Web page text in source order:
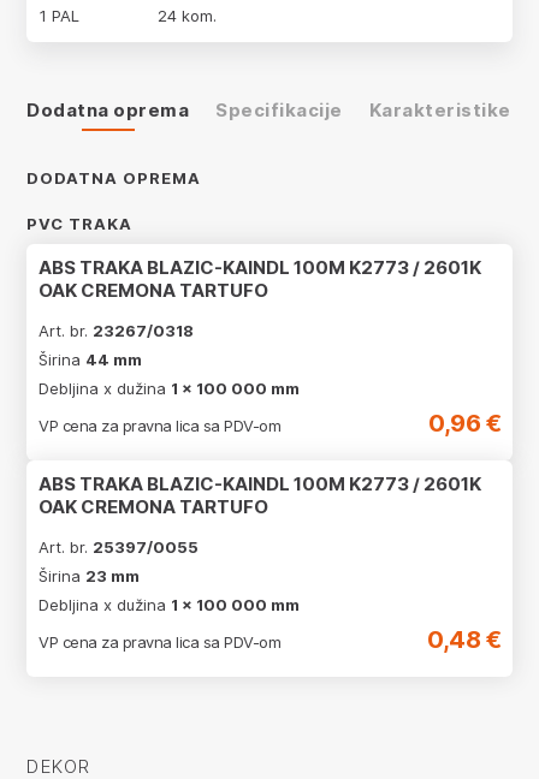
1 PAL
24 kom.
Dodatna oprema Specifikacije Karakteristike
DODATNA OPREMA
PVC TRAKA
ABS TRAKA BLAZIC-KAINDL 100M K2773 / 2601K
OAK CREMONA TARTUFO
Art. br. 23267/0318
Širina 44 mm
Debljina x dužina 1 x 100 000 mm
VP cena za pravna lica sa PDV-om
0,96 €
ABS TRAKA BLAZIC-KAINDL 100M K2773 / 2601K
OAK CREMONA TARTUFO
Art. br. 25397/0055
Širina 23 mm
Debljina x dužina 1 x 100 000 mm
VP cena za pravna lica sa PDV-om
0,48 €
DEKOR